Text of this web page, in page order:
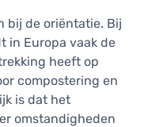
bij de oriëntatie. Bij
in Europa vaak de
heeft op
compostering en
is dat het
omstandigheden